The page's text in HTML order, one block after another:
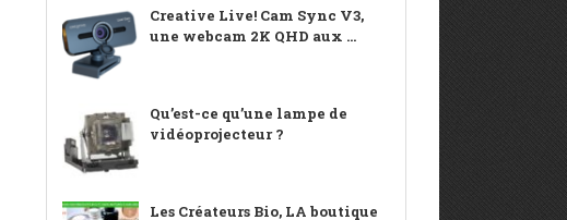
Creative Live! Cam Sync V3,
une webcam 2K QHD aux ...
Qu’est-ce qu’une lampe de
vidéoprojecteur ?
Les Créateurs Bio, LA boutique